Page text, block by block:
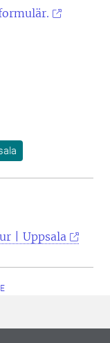
| Uppsala